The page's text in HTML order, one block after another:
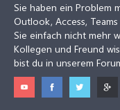
Sie haben ein Problem
Outlook, Access,
Sie einfach nicht mehr
Kollegen und Freund
bist du in unserem